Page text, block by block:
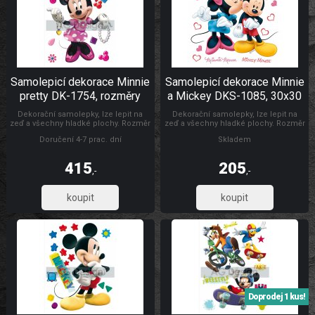
Samolepicí dekorace Minnie
pretty DK-1754, rozměry
42,5 x 65 cm
Dekorační samolepky, lze lepit na
zeď a všechny hladké plochy. Rozměr
zeď, tak lze lepit i opakovaně. nálepky
Materiál bez ftalátů. Vyrobeno v ČR.
Doručení 4-7 prac. dní
415,-
342,98
Samolepicí dekorace Minnie
a Mickey DKS-1085, 30x30
cm
Dekorační samolepky, lze lepit na
zeď a všechny hladké plochy. Rozměr
zeď, tak lze lepit i opakovaně. nálepky
Materiál bez ftalátů. Vyrobeno v ČR.
Skladem
205,-
169,42
Doprodej 1 kus!